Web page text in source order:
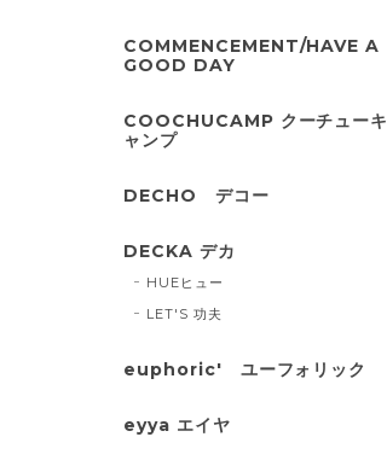
COMMENCEMENT/HAVE A
GOOD DAY
COOCHUCAMP クーチューキ
ャンプ
DECHO デコー
DECKA デカ
HUEヒュー
LET'S 功夫
euphoric' ユーフォリック
eyya エイヤ